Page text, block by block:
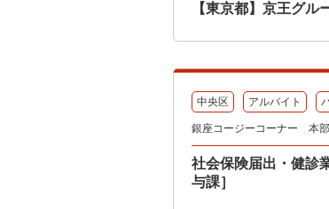
【東京都】京王グ
中央区 アルバイト
銀座コージーコーナー 本部
社会保険届出・健診
与課］